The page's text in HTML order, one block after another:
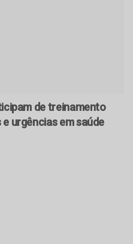
de treinamento
urgências em saúde